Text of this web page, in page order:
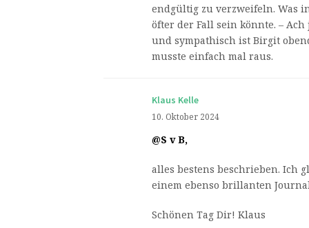
endgültig zu verzweifeln. Was
öfter der Fall sein könnte. –
und sympathisch ist Birgit
musste einfach mal raus.
Klaus Kelle
10. Oktober 2024
@S v B,
alles bestens beschrieben. Ich
einem ebenso brillanten
Schönen Tag Dir! Klaus